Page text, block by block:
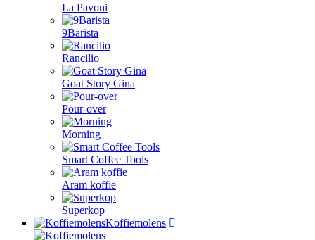
La Pavoni
9Barista
Rancilio
Goat Story Gina
Pour-over
Morning
Smart Coffee Tools
Aram koffie
Superkop
Koffiemolens